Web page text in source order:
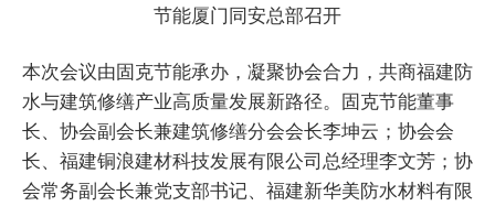
节能厦门同安总部召开
本次会议由固克节能承办，凝聚协会合力，共商福建防
水与建筑修缮产业高质量发展新路径。固克节能董事
长、协会副会长兼建筑修缮分会会长李坤云；协会会
长、福建铜浪建材科技发展有限公司总经理李文芳；协
会常务副会长兼党支部书记、福建新华美防水材料有限